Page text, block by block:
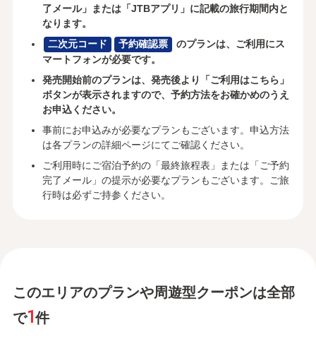
了メール」または「JTBアプリ」に記載の旅行期間内と
なります。
二次元コード
予約確認票
のプランは、ご利用にス
マートフォンが必要です。
発売開始前のプランは、発売後より「ご利用はこちら」
ボタンが表示されますので、予約方法をお確かめのうえ
お申込ください。
事前にお申込みが必要なプランもございます。申込方法
は各プランの詳細ページにてご確認ください。
ご利用時にご宿泊予約の「最終旅程表」または「ご予約
完了メール」の提示が必要なプランもございます。ご旅
行時は必ずご持参ください。
このエリアのプランや周遊型クーポンは全部
で1件